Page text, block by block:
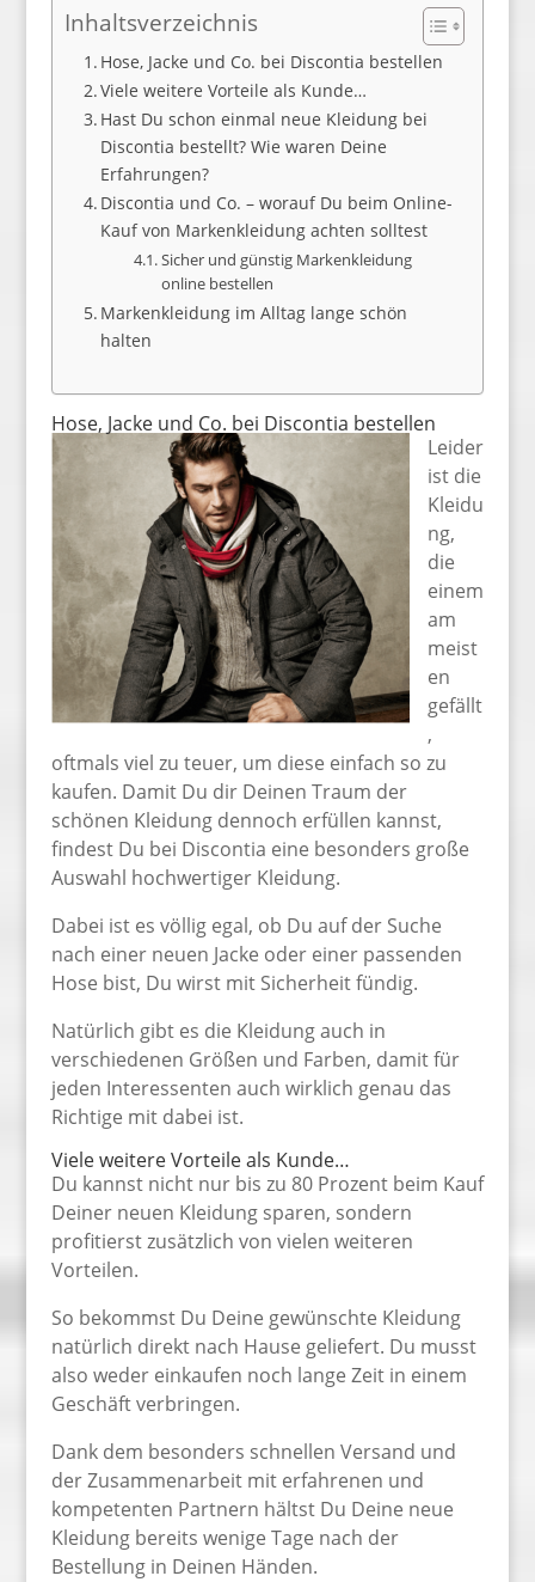
Inhaltsverzeichnis
Hose, Jacke und Co. bei Discontia bestellen
Viele weitere Vorteile als Kunde…
Hast Du schon einmal neue Kleidung bei
Discontia bestellt? Wie waren Deine
Erfahrungen?
Discontia und Co. – worauf Du beim Online-
Kauf von Markenkleidung achten solltest
Sicher und günstig Markenkleidung
online bestellen
Markenkleidung im Alltag lange schön
halten
Hose, Jacke und Co. bei Discontia bestellen
Leider
ist die
Kleidu
ng,
die
einem
am
meist
en
gefällt
,
oftmals viel zu teuer, um diese einfach so zu
kaufen. Damit Du dir Deinen Traum der
schönen Kleidung dennoch erfüllen kannst,
findest Du bei Discontia eine besonders große
Auswahl hochwertiger Kleidung.
Dabei ist es völlig egal, ob Du auf der Suche
nach einer neuen Jacke oder einer passenden
Hose bist, Du wirst mit Sicherheit fündig.
Natürlich gibt es die Kleidung auch in
verschiedenen Größen und Farben, damit für
jeden Interessenten auch wirklich genau das
Richtige mit dabei ist.
Viele weitere Vorteile als Kunde…
Du kannst nicht nur bis zu 80 Prozent beim Kauf
Deiner neuen Kleidung sparen, sondern
profitierst zusätzlich von vielen weiteren
Vorteilen.
So bekommst Du Deine gewünschte Kleidung
natürlich direkt nach Hause geliefert. Du musst
also weder einkaufen noch lange Zeit in einem
Geschäft verbringen.
Dank dem besonders schnellen Versand und
der Zusammenarbeit mit erfahrenen und
kompetenten Partnern hältst Du Deine neue
Kleidung bereits wenige Tage nach der
Bestellung in Deinen Händen.